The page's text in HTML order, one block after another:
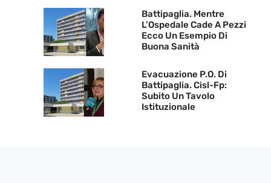
Battipaglia. Mentre
L’Ospedale Cade A Pezzi
Ecco Un Esempio Di
Buona Sanità
Evacuazione P.O. Di
Battipaglia. Cisl-Fp:
Subito Un Tavolo
Istituzionale